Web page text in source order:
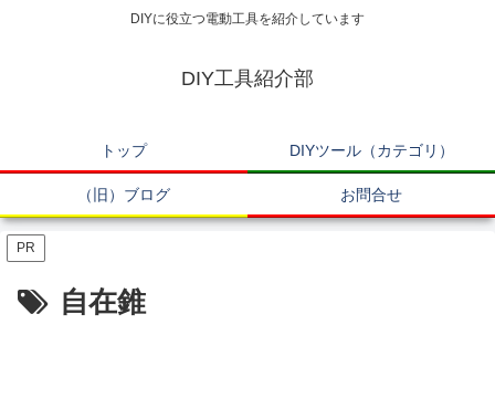
DIYに役立つ電動工具を紹介しています
DIY工具紹介部
トップ DIYツール（カテゴリ）
（旧）ブログ お問合せ
PR
自在錐